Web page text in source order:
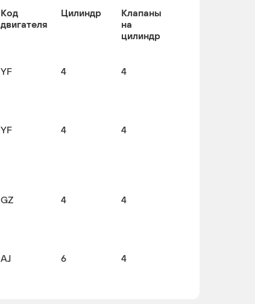
Код
двигателя
Цилиндр
Клапаны
на
цилиндр
YF 4 4
YF 4 4
GZ 4 4
AJ 6 4